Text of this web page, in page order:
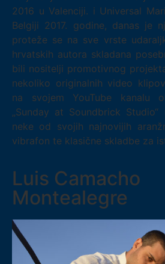
2016 u Valenciji. i Universal
Belgiji 2017. godine, danas je
proteže se na sve vrste
hrvatskih autora skladana
bili nositelji promotivnog
nekoliko originalnih video
na svojem YouTube kanalu
„Sunday at Soundbrick
neke od svojih najnovijih
vibrafon te klasične skladbe za
Luis Camacho
Montealegre